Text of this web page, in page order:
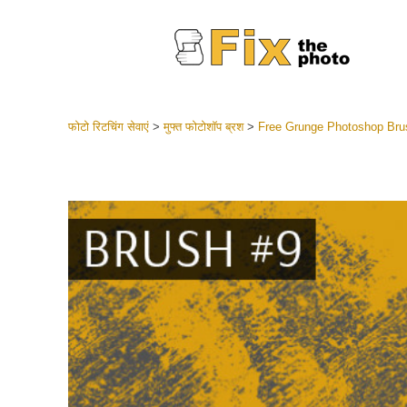
शादी की
बेस्ट
मोबाइल
फोटो रिटचिंग सेवाएं>मुफ्त फोटोशॉप ब्रश> Free Grunge Photoshop